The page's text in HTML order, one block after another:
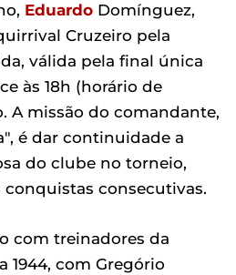
Eduardo Domínguez,
Cruzeiro pela
válida pela final única
às 18h (horário de
A missão do comandante,
é dar continuidade a
do clube no torneio,
consecutivas.
com treinadores da
1944, com Gregório